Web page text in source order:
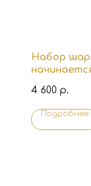
Набор
4 600 р.
Подробнее